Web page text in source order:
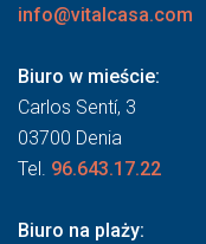
info@vitalcasa.com
Biuro w mieście:
Carlos Sentí, 3
03700 Denia
Tel. 96.643.17.22
Biuro na plaży: